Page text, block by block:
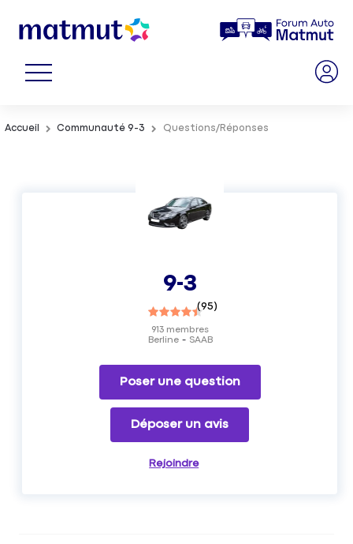
Accueil Communauté 9-3 Questions/Réponses
9-3
(95)
Berline SAAB
913membres
Poser une question
Déposer un avis
Rejoindre